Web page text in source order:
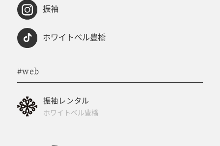
振袖
ホワイトベル豊橋
#web
振袖レンタル
ホワイトベル豊橋